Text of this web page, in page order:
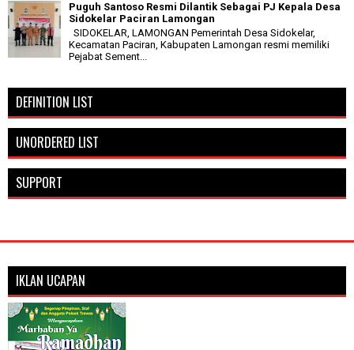
Puguh Santoso Resmi Dilantik Sebagai PJ Kepala Desa
Sidokelar Paciran Lamongan
SIDOKELAR, LAMONGAN Pemerintah Desa Sidokelar,
Kecamatan Paciran, Kabupaten Lamongan resmi memiliki
Pejabat Sement...
DEFINITION LIST
UNORDERED LIST
SUPPORT
IKLAN UCAPAN